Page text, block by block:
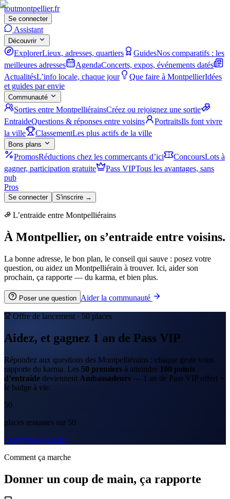
toutmontpellier.fr
Se connecter
Assistant
Découvrir
ExplorerLieux, adresses, quartiers GuidesNos comparatifs : les
meilleures adresses
AgendaConcerts, expos, événements datés
ActualitésL’info locale, chaque jour Que faire à MontpellierIdées
et guides par envie
Communauté
Sorties entre MontpelliérainsCréez ou rejoignez une sortie
EntraideQuestions & réponses entre voisins PortraitsIls font vivre
la ville
ClassementLes plus actifs de la ville
Bons plans
PromosRéductions chez les commerçants d’ici ConcoursLots à
gagner, participation gratuite
Pass VIPTous les avantages, sans
pub
Pros
Se connecter S'inscrire →
L’entraide entre Montpelliérains
À Montpellier, on s’entraide entre voisins.
La bonne adresse, le bon plan, le conseil qui sauve : posez votre
question, ou aidez un Montpelliérain à trouver. Ici, aider son
prochain, ça rapporte — du karma, et bien plus.
Poser une question Aider la communauté
Offre de lancement · 50 places
Aidez, et gagnez 1 an de Pass VIP
Répondez aux questions des Montpelliérains : chaque geste vous
rapporte du karma. Les 50 premiers à atteindre 100 points
d’entraide deviennent Ambassadeurs — 1 an de Pass VIP offert +
le badge à vie.
50
places restantes sur 50
Commencer à aider
Comment ça marche
Donner un coup de main, ça rapporte